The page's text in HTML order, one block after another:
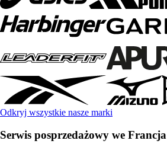
Odkryj wszystkie nasze marki
Serwis posprzedażowy we Francja